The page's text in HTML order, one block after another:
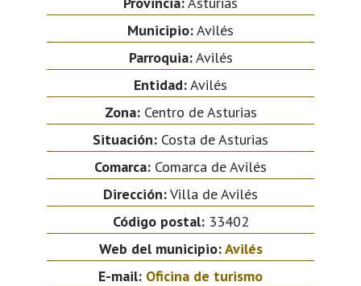
Municipio:Avilés
Parroquia:Avilés
Entidad:Avilés
Zona:Centro de Asturias
Situación: Costa de Asturias
Comarca: Comarca de Avilés
Dirección:Villa de Avilés
Código postal:33402
Web del municipio:Avilés
E-mail: Oficina de turismo